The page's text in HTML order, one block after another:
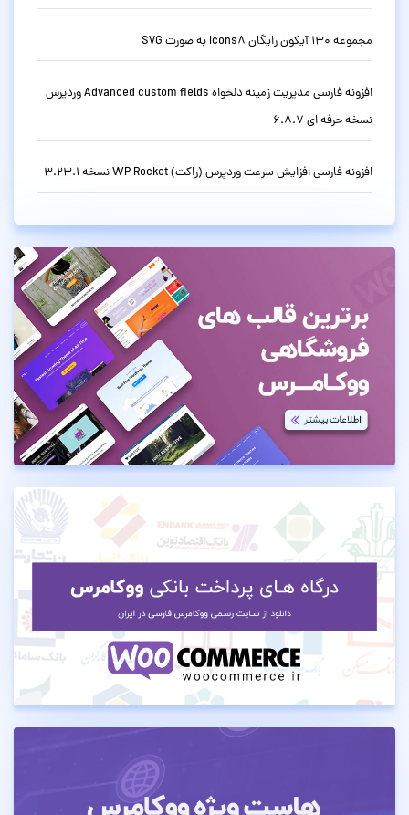
مجموعه 130 آیکون رایگان Icons8 به صورت SVG
افزونه فارسی مدیریت زمینه دلخواه Advanced custom fields وردپرس
نسخه حرفه ای 6.8.7
افزونه فارسی افزایش سرعت وردپرس (راکت) WP Rocket نسخه 3.23.1